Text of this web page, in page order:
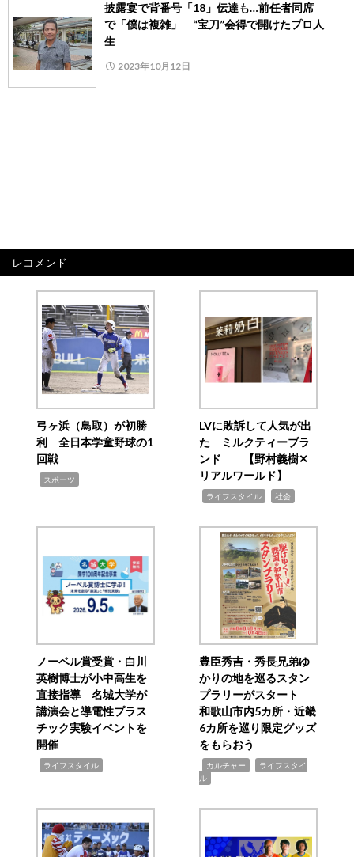
披露宴で背番号「18」伝達も…前任者同席
で「僕は複雑」 “宝刀”会得で開けたプロ人
生
2023年10月12日
レコメンド
弓ヶ浜（鳥取）が初勝
利 全日本学童野球の1
回戦
スポーツ
LVに敗訴して人気が出
た ミルクティーブラ
ンド 【野村義樹✕
リアルワールド】
ライフスタイル 社会
ノーベル賞受賞・白川
英樹博士が小中高生を
直接指導 名城大学が
講演会と導電性プラス
チック実験イベントを
開催
ライフスタイル
豊臣秀吉・秀長兄弟ゆ
かりの地を巡るスタン
プラリーがスタート
和歌山市内5カ所・近畿
6カ所を巡り限定グッズ
をもらおう
カルチャー
ライフスタイ
ル